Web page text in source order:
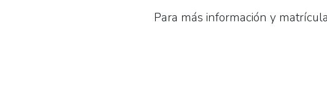
Para más información y